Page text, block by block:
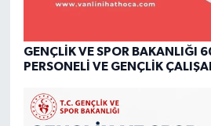
GENÇLİK VE SPOR BAKANLIĞI
PERSONELİ VE GENÇLİK